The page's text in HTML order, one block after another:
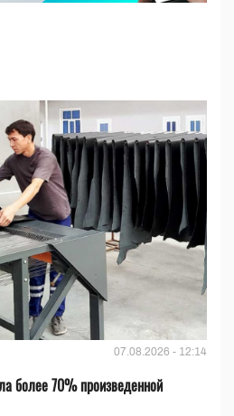
07.08.2026 - 12:14
более 70% произведенной